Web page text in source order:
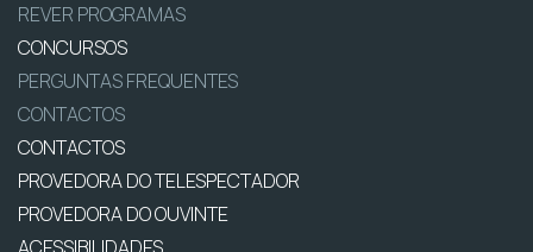
REVER PROGRAMAS
CONCURSOS
PERGUNTAS FREQUENTES
CONTACTOS
CONTACTOS
PROVEDORA DO TELESPECTADOR
PROVEDORA DO OUVINTE